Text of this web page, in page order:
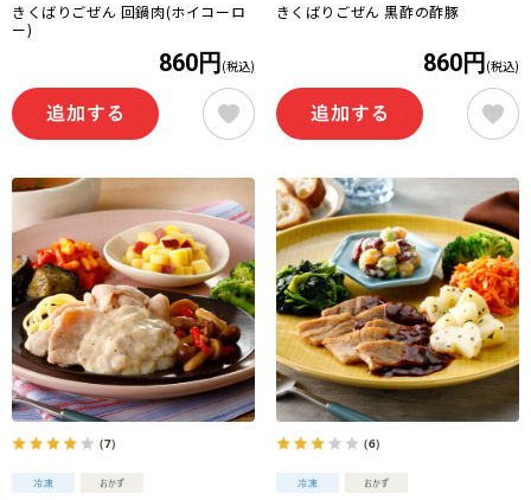
きくばりごぜん 回鍋肉(ホイコーロ
ー)
860円 (税込)
きくばりごぜん 黒酢の酢豚
860円 (税込)
（7） （6）